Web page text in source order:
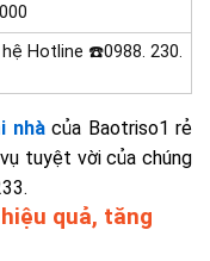
hệ Hotline ☎️0988. 230.
nhàcủa Baotriso1 rẻ
tuyệt vời của chúng
quả, tăng